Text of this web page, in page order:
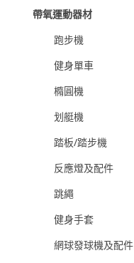
帶氧運動器材
跑步機
健身單車
橢圓機
划艇機
踏板/踏步機
反應燈及配件
跳繩
健身手套
網球發球機及配件